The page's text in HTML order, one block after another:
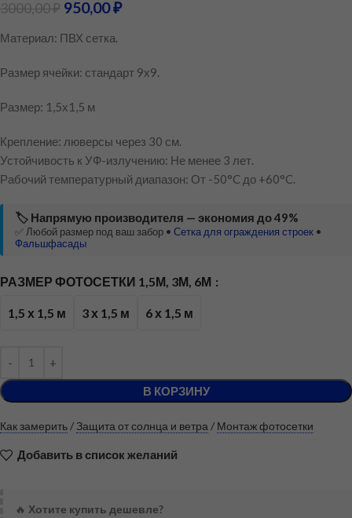
3000,00₽ 950,00₽
Материал: ПВХ сетка.
Размер ячейки: стандарт 9х9.
Размер: 1,5х1,5 м
Крепление: люверсы через 30 см.
Устойчивость к УФ-излучению: Не менее 3 лет.
Рабочий температурный диапазон: От -50°C до +60°C.
🏷️ Напрямую производителя — экономия до 49%
✅ Любой размер под ваш забор • Сетка для ограждения строек •
Фальшфасады
РАЗМЕР ФОТОСЕТКИ 1,5М, 3М, 6М
1,5 х 1,5 м 3 х 1,5 м 6 х 1,5 м
В КОРЗИНУ
Как замерить / Защита от солнца и ветра / Монтаж фотосетки
Добавить в список желаний
🔥 Хотите купить дешевле?